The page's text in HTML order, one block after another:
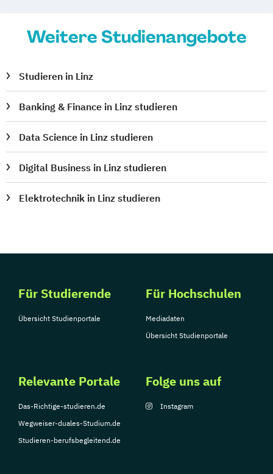
Wirtschaftsingenieurwesen Medizintechnik
Wirtschaftspsychologie (DE/EN)
Weitere Studienangebote
Studieren in Linz
Banking & Finance in Linz studieren
Data Science in Linz studieren
Digital Business in Linz studieren
Elektrotechnik in Linz studieren
Für Studierende
Übersicht Studienportale
Für Hochschulen
Mediadaten
Übersicht Studienportale
Relevante Portale
Das-Richtige-studieren.de
Wegweiser-duales-Studium.de
Studieren-berufsbegleitend.de
Folge uns auf
Instagram